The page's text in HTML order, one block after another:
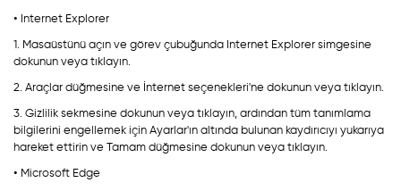
• Internet Explorer
1. Masaüstünü açın ve görev çubuğunda Internet Explorer simgesine
dokunun veya tıklayın.
2. Araçlar düğmesine ve İnternet seçenekleri'ne dokunun veya tıklayın.
3. Gizlilik sekmesine dokunun veya tıklayın, ardından tüm tanımlama
bilgilerini engellemek için Ayarlar'ın altında bulunan kaydırıcıyı yukarıya
hareket ettirin ve Tamam düğmesine dokunun veya tıklayın.
• Microsoft Edge